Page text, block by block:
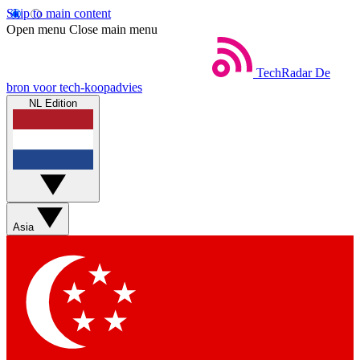
Skip to main content
Open menu Close main menu
TechRadar De
bron voor tech-koopadvies
NL Edition
Asia